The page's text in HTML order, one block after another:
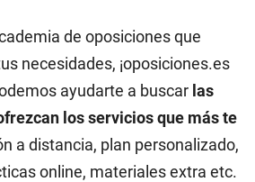
de oposiciones que
necesidades, ¡oposiciones.es
ayudarte a buscar las
los servicios que más te
a distancia, plan personalizado,
online, materiales extra etc.